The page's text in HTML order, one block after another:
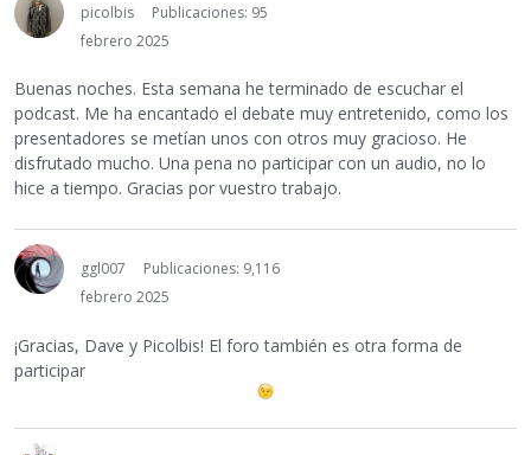
picolbis
Publicaciones: 95
febrero 2025
Buenas noches. Esta semana he terminado de escuchar el
podcast. Me ha encantado el debate muy entretenido, como los
presentadores se metían unos con otros muy gracioso. He
disfrutado mucho. Una pena no participar con un audio, no lo
hice a tiempo. Gracias por vuestro trabajo.
ggl007
Publicaciones: 9,116
febrero 2025
¡Gracias, Dave y Picolbis! El foro también es otra forma de
participar